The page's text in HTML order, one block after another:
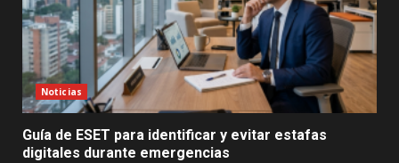
Noticias
Guía de ESET para identificar y evitar estafas
digitales durante emergencias